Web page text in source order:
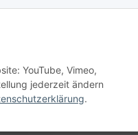
YouTube, Vimeo,
jederzeit ändern
.